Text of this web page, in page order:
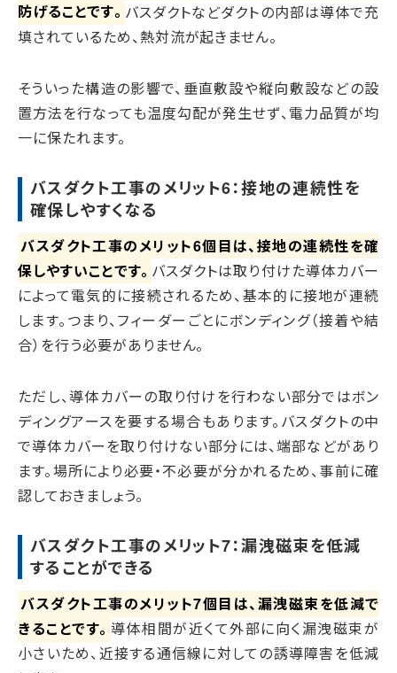
防げることです。 バスダクトなどダクトの内部は導体で充
填されているため、熱対流が起きません。
そういった構造の影響で、垂直敷設や縦向敷設などの設
置方法を行なっても温度勾配が発生せず、電力品質が均
一に保たれます。
バスダクト工事のメリット6：接地の連続性を
確保しやすくなる
バスダクト工事のメリット6個目は、接地の連続性を確
保しやすいことです。 バスダクトは取り付けた導体カバー
によって電気的に接続されるため、基本的に接地が連続
します。つまり、フィーダーごとにボンディング（接着や結
合）を行う必要がありません。
ただし、導体カバーの取り付けを行わない部分ではボン
ディングアースを要する場合もあります。バスダクトの中
で導体カバーを取り付けない部分には、端部などがあり
ます。場所により必要・不必要が分かれるため、事前に確
認しておきましょう。
バスダクト工事のメリット7：漏洩磁束を低減
することができる
バスダクト工事のメリット7個目は、漏洩磁束を低減で
きることです。 導体相間が近くて外部に向く漏洩磁束が
小さいため、近接する通信線に対しての誘導障害を低減